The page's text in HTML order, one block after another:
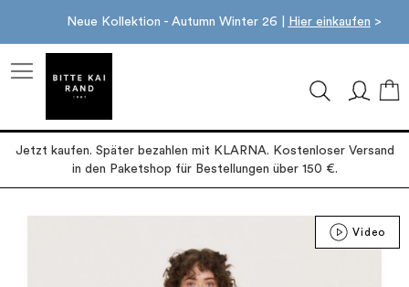
Neue Kollektion - Autumn Winter 26 | Hier einkaufen >
Jetzt kaufen. Später bezahlen mit KLARNA. Kostenloser Versand
in den Paketshop für Bestellungen über 150 €.
Video